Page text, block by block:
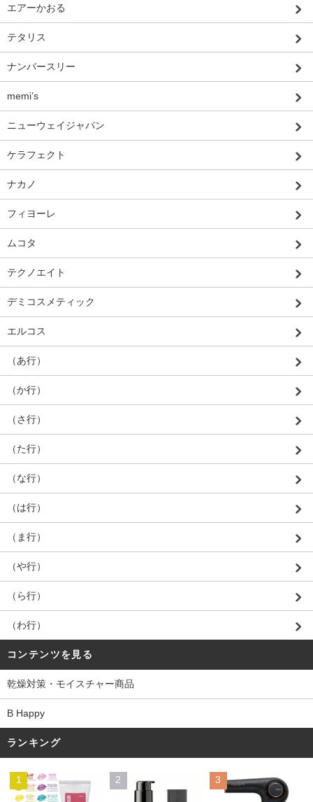
エアーかおる
テタリス
ナンバースリー
memi’s
ニューウェイジャパン
ケラフェクト
ナカノ
フィヨーレ
ムコタ
テクノエイト
デミコスメティック
エルコス
（あ行）
（か行）
（さ行）
（た行）
（な行）
（は行）
（ま行）
（や行）
（ら行）
（わ行）
コンテンツを見る
乾燥対策・モイスチャー商品
B Happy
ランキング
1 2 3